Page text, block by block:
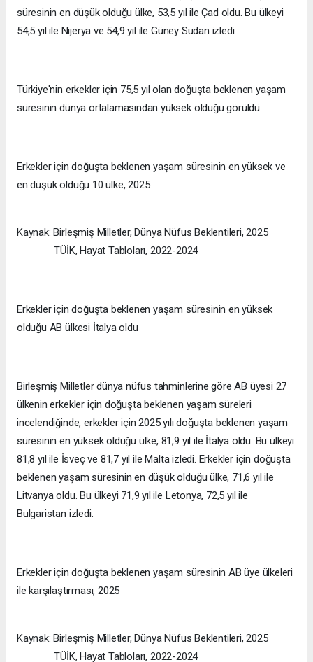
süresinin en düşük olduğu ülke, 53,5 yıl ile Çad oldu. Bu ülkeyi
54,5 yıl ile Nijerya ve 54,9 yıl ile Güney Sudan izledi.
Türkiye'nin erkekler için 75,5 yıl olan doğuşta beklenen yaşam
süresinin dünya ortalamasından yüksek olduğu görüldü.
Erkekler için doğuşta beklenen yaşam süresinin en yüksek ve
en düşük olduğu 10 ülke, 2025
Kaynak: Birleşmiş Milletler, Dünya Nüfus Beklentileri, 2025
TÜİK, Hayat Tabloları, 2022-2024
Erkekler için doğuşta beklenen yaşam süresinin en yüksek
olduğu AB ülkesi İtalya oldu
Birleşmiş Milletler dünya nüfus tahminlerine göre AB üyesi 27
ülkenin erkekler için doğuşta beklenen yaşam süreleri
incelendiğinde, erkekler için 2025 yılı doğuşta beklenen yaşam
süresinin en yüksek olduğu ülke, 81,9 yıl ile İtalya oldu. Bu ülkeyi
81,8 yıl ile İsveç ve 81,7 yıl ile Malta izledi. Erkekler için doğuşta
beklenen yaşam süresinin en düşük olduğu ülke, 71,6 yıl ile
Litvanya oldu. Bu ülkeyi 71,9 yıl ile Letonya, 72,5 yıl ile
Bulgaristan izledi.
Erkekler için doğuşta beklenen yaşam süresinin AB üye ülkeleri
ile karşılaştırması, 2025
Kaynak: Birleşmiş Milletler, Dünya Nüfus Beklentileri, 2025
TÜİK, Hayat Tabloları, 2022-2024